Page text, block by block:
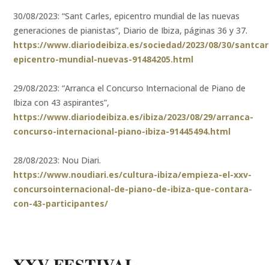
30/08/2023: “Sant Carles, epicentro mundial de las nuevas
generaciones de pianistas”, Diario de Ibiza, páginas 36 y 37.
https://www.diariodeibiza.es/sociedad/2023/08/30/
epicentro-mundial-nuevas-91484205.html
29/08/2023: “Arranca el Concurso Internacional de Piano de
Ibiza con 43 aspirantes”,
https://www.diariodeibiza.es/ibiza/2023/08/29/arranca-
concurso-internacional-piano-ibiza-91445494.html
28/08/2023: Nou Diari.
https://www.noudiari.es/cultura-ibiza/empieza-el-xxv-
concursointernacional-de-piano-de-ibiza-que-contara-
con-43-participantes/